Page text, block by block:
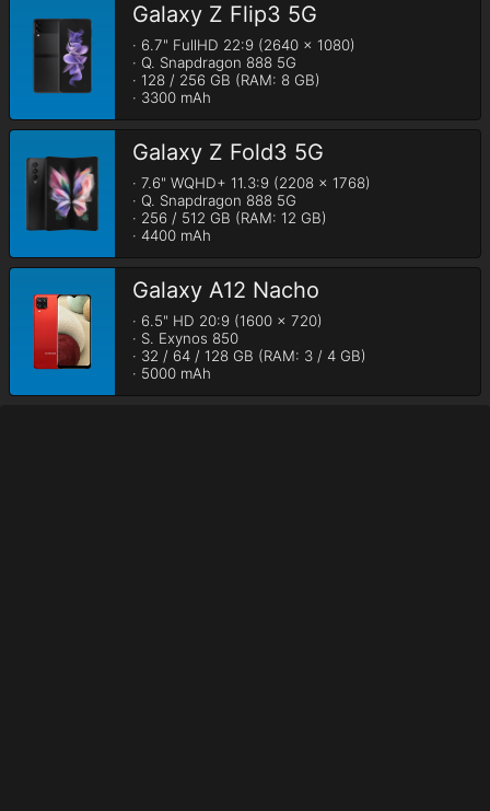
Galaxy Z Flip3 5G
· 6.7" FullHD 22:9 (2640 x 1080)
· Q. Snapdragon 888 5G
· 128 / 256 GB (RAM: 8 GB)
· 3300 mAh
Galaxy Z Fold3 5G
· 7.6" WQHD+ 11.3:9 (2208 x 1768)
· Q. Snapdragon 888 5G
· 256 / 512 GB (RAM: 12 GB)
· 4400 mAh
Galaxy A12 Nacho
· 6.5" HD 20:9 (1600 x 720)
· S. Exynos 850
· 32 / 64 / 128 GB (RAM: 3 / 4 GB)
· 5000 mAh